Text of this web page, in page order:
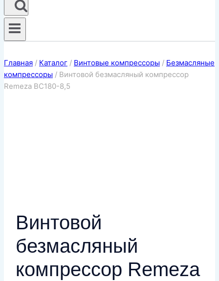
Главная / Каталог / Винтовые компрессоры / Безмасляные
компрессоры / Винтовой безмасляный компрессор
Remeza ВС180-8,5
Винтовой
безмасляный
компрессор Remeza